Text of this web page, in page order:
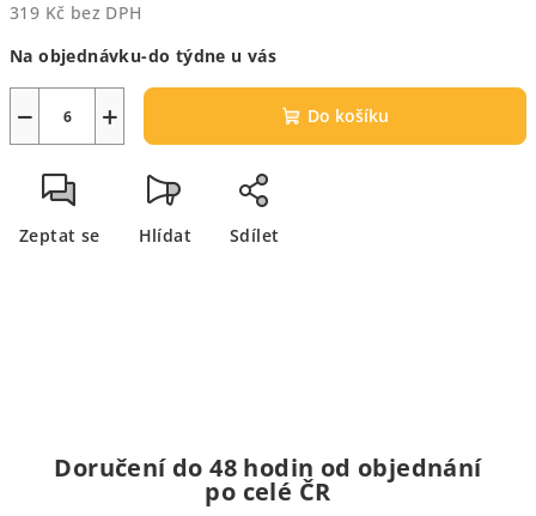
319 Kč bez DPH
cena:
Na objednávku-do týdne u vás
+
− Do košíku
Zeptat se Hlídat Sdílet
Doručení do 48 hodin od objednání
po celé ČR